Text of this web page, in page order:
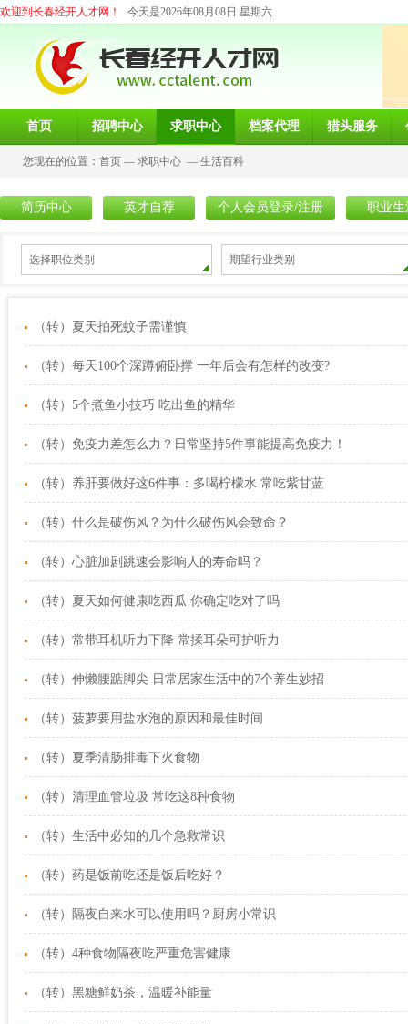
欢迎到长春经开人才网！ 今天是2026年08月08日 星期六
首页 招聘中心 求职中心 档案代理 猎头服务
您现在的位置： 首页 — 求职中心 — 生活百科
简历中心 英才自荐 个人会员登录/注册 职业生
选择职位类别 期望行业类别
（转）夏天拍死蚊子需谨慎
（转）每天100个深蹲俯卧撑 一年后会有怎样的改变?
（转）5个煮鱼小技巧 吃出鱼的精华
（转）免疫力差怎么力？日常坚持5件事能提高免疫力！
（转）养肝要做好这6件事：多喝柠檬水 常吃紫甘蓝
（转）什么是破伤风？为什么破伤风会致命？
（转）心脏加剧跳速会影响人的寿命吗？
（转）夏天如何健康吃西瓜 你确定吃对了吗
（转）常带耳机听力下降 常揉耳朵可护听力
（转）伸懒腰踮脚尖 日常居家生活中的7个养生妙招
（转）菠萝要用盐水泡的原因和最佳时间
（转）夏季清肠排毒下火食物
（转）清理血管垃圾 常吃这8种食物
（转）生活中必知的几个急救常识
（转）药是饭前吃还是饭后吃好？
（转）隔夜自来水可以使用吗？厨房小常识
（转）4种食物隔夜吃严重危害健康
（转）黑糖鲜奶茶，温暖补能量